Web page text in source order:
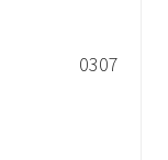
0307